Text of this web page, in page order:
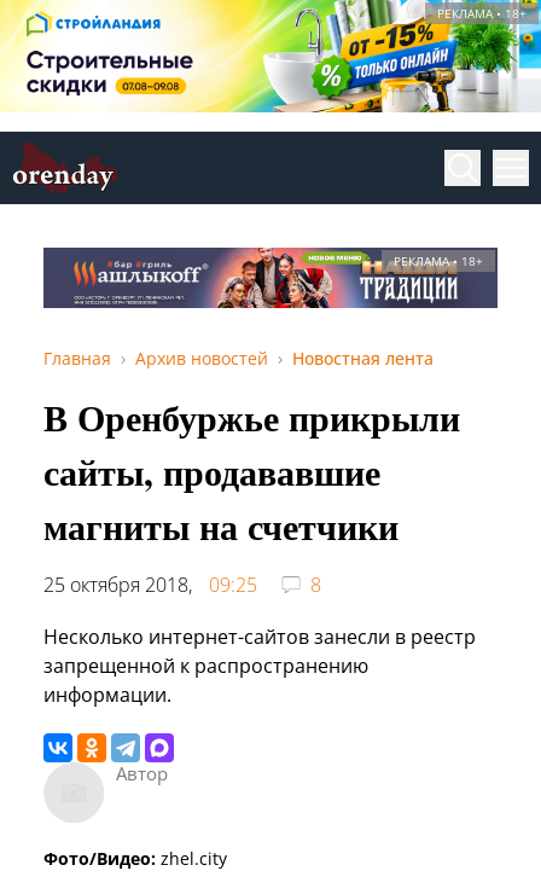
РЕКЛАМА • 18+
РЕКЛАМА • 18+
Главная Архив новостей Новостная лента
В Оренбуржье прикрыли
сайты, продававшие
магниты на счетчики
25 октября 2018, 09:25
8
Несколько интернет-сайтов занесли в реестр
запрещенной к распространению
информации.
Автор
Фото/Видео: zhel.city